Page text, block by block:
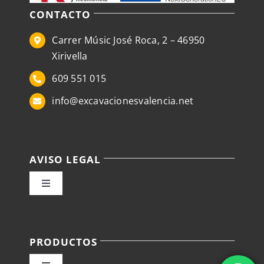
CONTACTO
Carrer Músic José Roca, 2 – 46950
Xirivella
609 551 015
info@excavacionesvalencia.net
AVISO LEGAL
Toggle
Condiciones de venta
PRODUCTOS